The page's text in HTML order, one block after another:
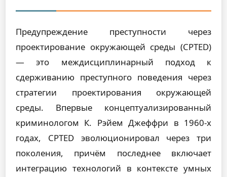
Предупреждение преступности через
проектирование окружающей среды (CPTED)
— это междисциплинарный подход к
сдерживанию преступного поведения через
стратегии проектирования окружающей
среды. Впервые концептуализированный
криминологом К. Рэйем Джеффри в 1960-х
годах, CPTED эволюционировал через три
поколения, причём последнее включает
интеграцию технологий в контексте умных